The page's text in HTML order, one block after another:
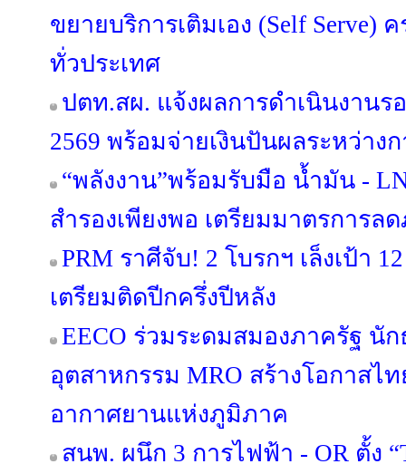
ขยายบริการเติมเอง (Self Serve)
ทั่วประเทศ
ปตท.สผ. แจ้งผลการดำเนินงานร
2569 พร้อมจ่ายเงินปันผลระหว่าง
“พลังงาน”พร้อมรับมือ น้ำมัน -
สำรองเพียงพอ เตรียมมาตรการล
PRM ราศีจับ! 2 โบรกฯ เล็งเป้า
เตรียมติดปีกครึ่งปีหลัง
EECO ร่วมระดมสมองภาครัฐ นั
อุตสาหกรรม MRO สร้างโอกาสไ
อากาศยานแห่งภูมิภาค
สนพ. ผนึก 3 การไฟฟ้า - OR ตั้ง